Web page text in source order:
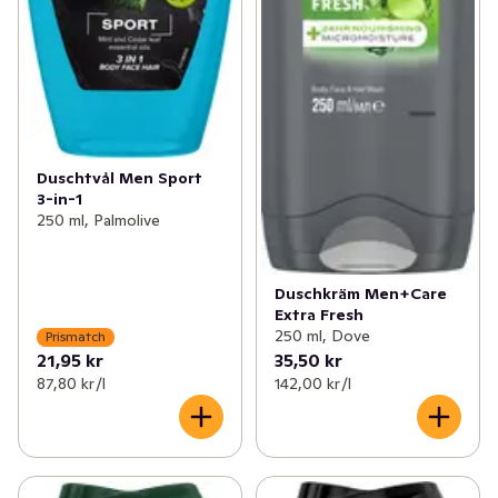
Duschtvål Men Sport
3-in-1
250 ml, Palmolive
Prismatch
21,95 kr
87,80 kr /l
Duschkräm Men+Care
Extra Fresh
250 ml, Dove
35,50 kr
142,00 kr /l